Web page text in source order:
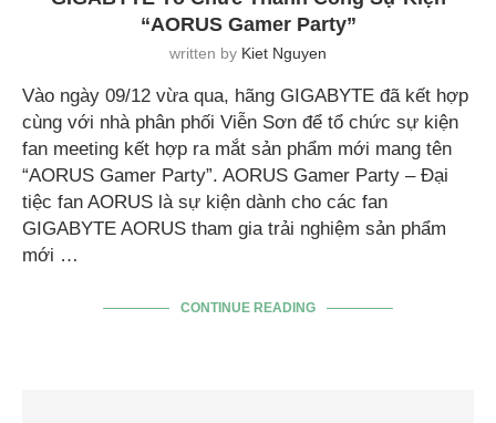
“AORUS Gamer Party”
written by Kiet Nguyen
Vào ngày 09/12 vừa qua, hãng GIGABYTE đã kết hợp
cùng với nhà phân phối Viễn Sơn để tổ chức sự kiện
fan meeting kết hợp ra mắt sản phẩm mới mang tên
“AORUS Gamer Party”. AORUS Gamer Party – Đại
tiệc fan AORUS là sự kiện dành cho các fan
GIGABYTE AORUS tham gia trải nghiệm sản phẩm
mới …
CONTINUE READING